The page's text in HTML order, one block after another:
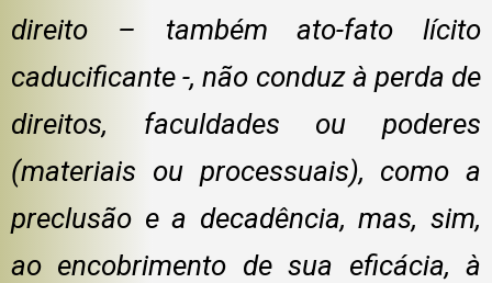
direito – também ato-fato lícito
caducificante -, não conduz à perda de
direitos, faculdades ou poderes
(materiais ou processuais), como a
preclusão e a decadência, mas, sim,
ao encobrimento de sua eficácia, à